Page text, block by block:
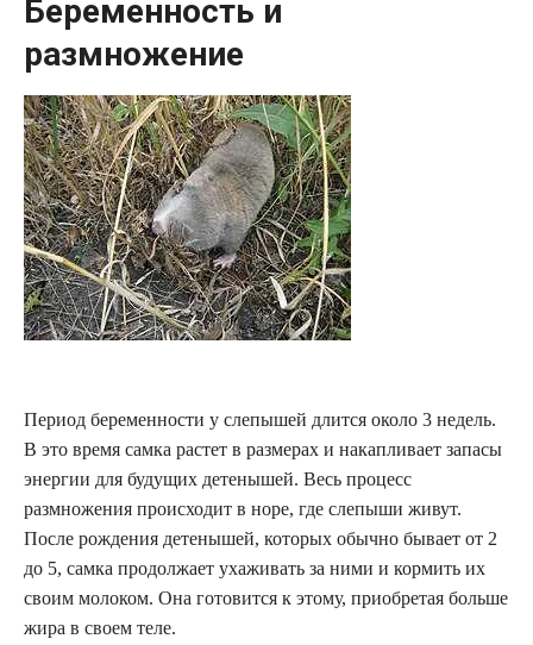
Беременность и
размножение
Период беременности у слепышей длится около 3 недель.
В это время самка растет в размерах и накапливает запасы
энергии для будущих детенышей. Весь процесс
размножения происходит в норе, где слепыши живут.
После рождения детенышей, которых обычно бывает от 2
до 5, самка продолжает ухаживать за ними и кормить их
своим молоком. Она готовится к этому, приобретая больше
жира в своем теле.